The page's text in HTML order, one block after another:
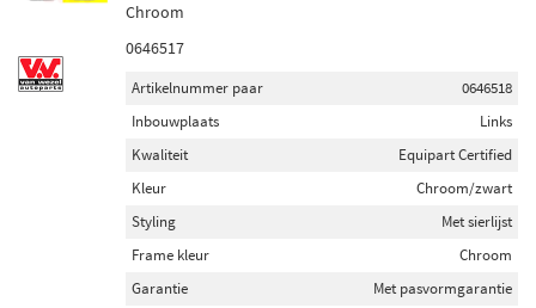
Chroom
0646517
Artikelnummer paar
0646518
Inbouwplaats
Links
Kwaliteit
Equipart Certified
Kleur
Chroom/zwart
Styling
Met sierlijst
Frame kleur
Chroom
Garantie
Met pasvormgarantie